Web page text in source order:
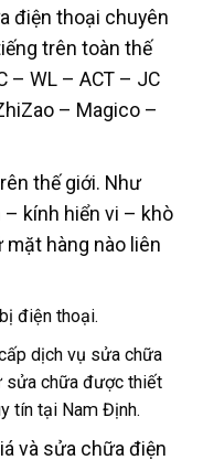
điện thoại chuyên
trên toàn thế
– WL – ACT – JC
– Magico –
thế giới. Như
– kính hiển vi – khò
hàng nào liên
điện thoại.
dịch vụ sửa chữa
sửa chữa được thiết
tín tại Nam Định.
và sửa chữa điện